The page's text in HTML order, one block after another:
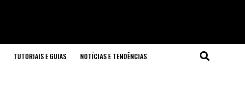
TUTORIAIS E GUIAS NOTÍCIAS E TENDÊNCIAS